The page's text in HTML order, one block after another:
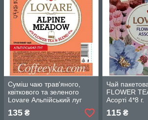
Суміш чаю трав'яного,
квіткового та зеленого
Lovare Альпійський луг
50*1,5 г пакетований
135 ₴
Чай
FLOWER
Асорті 4*8 г.
115₴